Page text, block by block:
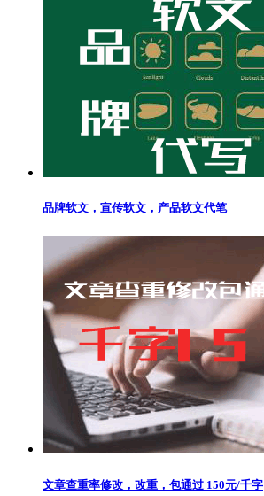
品牌软文，宣传软文，产品软文代笔
文章查重率修改，改重，包通过 150元/千字